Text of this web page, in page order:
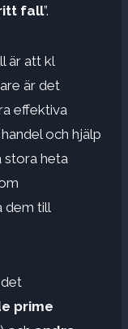
fall”.
är att kl
är det
effektiva
och hjälp
stora heta
dem till
prime